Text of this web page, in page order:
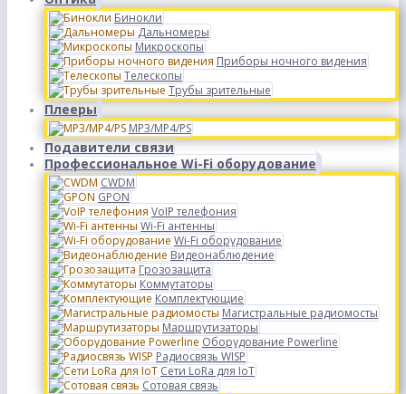
Бинокли
Дальномеры
Микроскопы
Приборы ночного видения
Телескопы
Трубы зрительные
Плееры
MP3/MP4/PS
Подавители связи
Профессиональное Wi-Fi оборудование
CWDM
GPON
VoIP телефония
Wi-Fi антенны
Wi-Fi оборудование
Видеонаблюдение
Грозозащита
Коммутаторы
Комплектующие
Магистральные радиомосты
Маршрутизаторы
Оборудование Powerline
Радиосвязь WISP
Сети LoRa для IoT
Сотовая связь